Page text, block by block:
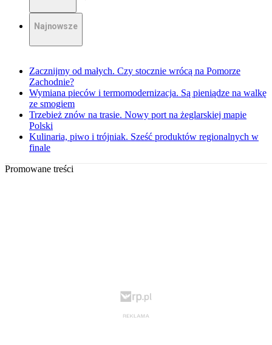
Najnowsze
Zacznijmy od małych. Czy stocznie wrócą na Pomorze
Zachodnie?
Wymiana pieców i termomodernizacja. Są pieniądze na walkę
ze smogiem
Trzebież znów na trasie. Nowy port na żeglarskiej mapie
Polski
Kulinaria, piwo i trójniak. Sześć produktów regionalnych w
finale
Promowane treści